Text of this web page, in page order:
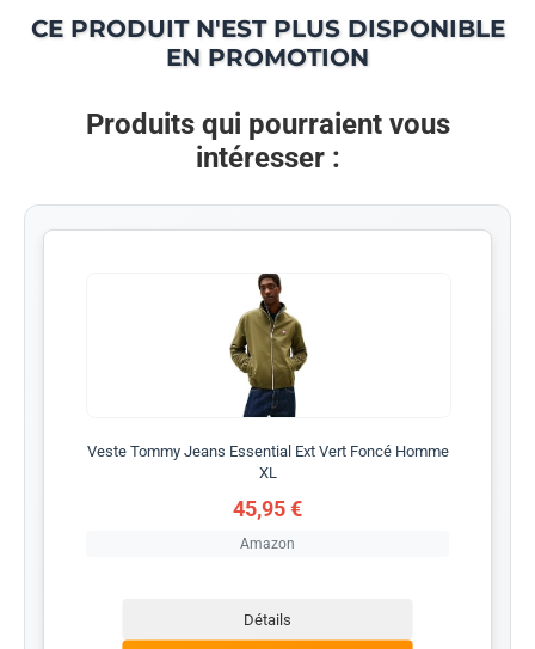
CE PRODUIT N'EST PLUS DISPONIBLE
EN PROMOTION
Produits qui pourraient vous
intéresser :
Veste Tommy Jeans Essential Ext Vert Foncé Homme
XL
45,95 €
Amazon
Détails